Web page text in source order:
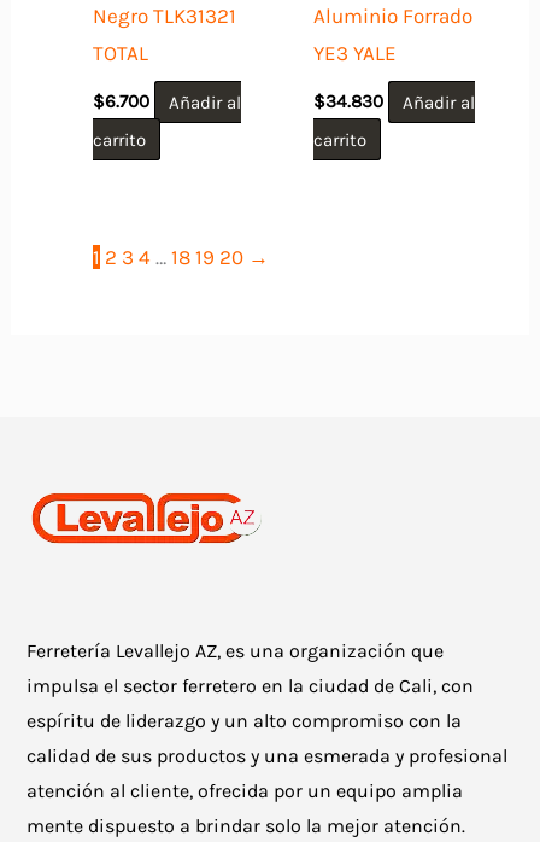
Negro TLK31321
TOTAL
$6.700
Añadir al
carrito
Aluminio Forrado
YE3 YALE
$34.830
Añadir al
carrito
1 2 3 4 … 18 19 20 →
Ferretería Levallejo AZ, es una organización que
impulsa el sector ferretero en la ciudad de Cali, con
espíritu de liderazgo y un alto compromiso con la
calidad de sus productos y una esmerada y profesional
atención al cliente, ofrecida por un equipo amplia
mente dispuesto a brindar solo la mejor atención.